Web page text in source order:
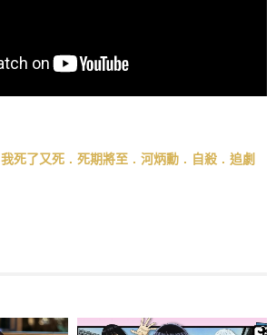
我死了又死 死期將至 河炳勳 自殺
追劇